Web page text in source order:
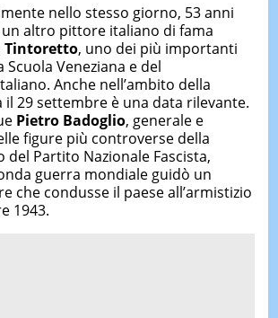
nello stesso giorno, 53 anni
altro pittore italiano di fama
Tintoretto, uno dei più importanti
Veneziana e del
Anche nell’ambito della
il 29 settembre è una data rilevante.
Pietro Badoglio, generale e
figure più controverse della
Partito Nazionale Fascista,
guerra mondiale guidò un
che condusse il paese all’armistizio
1943.